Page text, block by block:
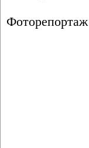
Фоторепортаж